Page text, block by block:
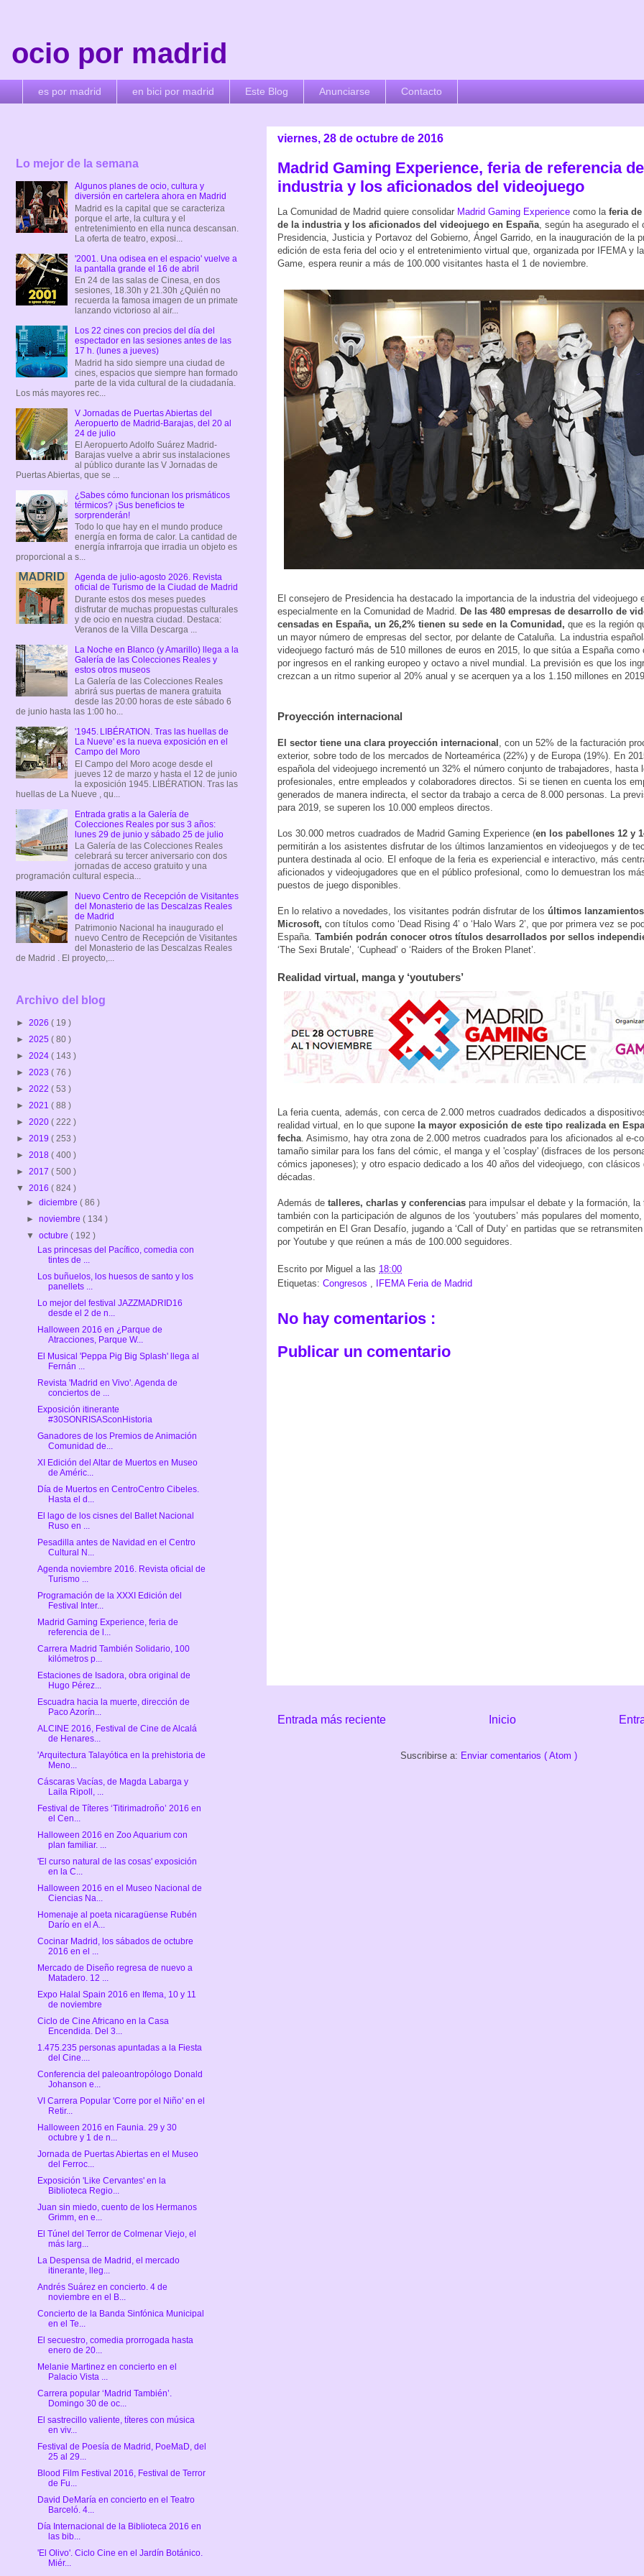
ocio por madrid
es por madrid en bici por madrid Este Blog Anunciarse Contacto
viernes, 28 de octubre de 2016
Madrid Gaming Experience, feria de referencia
industria y los aficionados del videojuego
La Comunidad de Madrid quiere consolidar Madrid Gaming Experience como la feria
de la industria y los aficionados del videojuego en España , según ha asegurado el
Presidencia, Justicia y Portavoz del Gobierno, Ángel Garrido, en la inauguración de la
edición de esta feria del ocio y el entretenimiento virtual que, organizada por IFEMA y
Game, espera reunir a más de 100.000 visitantes hasta el 1 de noviembre.
El consejero de Presidencia ha destacado la importancia de la industria del videojuego
especialmente en la Comunidad de Madrid.
De las 480 empresas de desarrollo de
censadas en España, un 26,2% tienen su sede en la Comunidad, que es la región
un mayor número de empresas del sector, por delante de Cataluña. La industria
videojuego facturó más de 510 millones de euros en 2015, lo que sitúa a España como
por ingresos en el ranking europeo y octavo a nivel mundial. La previsión es que los
crezcan a un ritmo superior al 20% anual y se acerquen ya a los 1.150 millones en 2019.
Proyección internacional
El sector tiene una clara proyección internacional
, con un 52% de la facturación
exterior, sobre todo de los mercados de Norteamérica (22%) y de Europa (19%). En
española del videojuego incrementó un 32% el número conjunto de trabajadores, hasta
profesionales, entre empleados y colaboradores directos. Si se tienen en cuenta los
generados de manera indirecta, el sector da trabajo a cerca de 8.000 personas. La
para 2019, se superen los 10.000 empleos directos.
Los 30.000 metros cuadrados de Madrid Gaming Experience (en los pabellones 12 y
permitirán a los asistentes disfrutar de los últimos lanzamientos en videojuegos y de
puntera destinada al ocio. El enfoque de la feria es experiencial e interactivo, más
aficionados y videojugadores que en el público profesional, como lo demuestran los
puestos de juego disponibles.
En lo relativo a novedades, los visitantes podrán disfrutar de los últimos
Microsoft, con títulos como ‘Dead Rising 4’ o ‘Halo Wars 2’, que por primera vez se
España. También podrán conocer otros títulos desarrollados por sellos
‘The Sexi Brutale’, ‘Cuphead’ o ‘Raiders of the Broken Planet’.
Realidad virtual, manga y ‘youtubers’
La feria cuenta, además, con cerca de 2.000 metros cuadrados dedicados a
realidad virtual, en lo que supone la mayor exposición de este tipo realizada en
fecha . Asimismo, hay otra zona de 2.000 metros cuadrados para los aficionados al e-
tamaño similar para los fans del cómic, el manga y el 'cosplay' (disfraces de los
cómics japoneses); y otro espacio dedicado a los 40 años del videojuego, con clásicos
décadas.
Además de talleres, charlas y conferencias para impulsar el debate y la formación, la
también con la participación de algunos de los ‘youtubers’ más populares del momento,
competirán en El Gran Desafío, jugando a ‘Call of Duty’ en partidas que se
por Youtube y que reúnen a más de 100.000 seguidores.
Escrito por Miguel a las 18:00
Etiquetas: Congresos , IFEMA Feria de Madrid
No hay comentarios :
Publicar un comentario
Entrada más reciente Inicio
Suscribirse a: Enviar comentarios ( Atom )
Lo mejor de la semana
Algunos planes de ocio, cultura y
diversión en cartelera ahora en Madrid
Madrid es la capital que se caracteriza
porque el arte, la cultura y el
entretenimiento en ella nunca descansan.
La oferta de teatro, exposi...
'2001. Una odisea en el espacio' vuelve a
la pantalla grande el 16 de abril
En 24 de las salas de Cinesa, en dos
sesiones, 18.30h y 21.30h ¿Quién no
recuerda la famosa imagen de un primate
lanzando victorioso al air...
Los 22 cines con precios del día del
espectador en las sesiones antes de las
17 h. (lunes a jueves)
Madrid ha sido siempre una ciudad de
cines, espacios que siempre han formado
parte de la vida cultural de la ciudadanía.
Los más mayores rec...
V Jornadas de Puertas Abiertas del
Aeropuerto de Madrid-Barajas, del 20 al
24 de julio
El Aeropuerto Adolfo Suárez Madrid-
Barajas vuelve a abrir sus instalaciones
al público durante las V Jornadas de
Puertas Abiertas, que se ...
¿Sabes cómo funcionan los prismáticos
térmicos? ¡Sus beneficios te
sorprenderán!
Todo lo que hay en el mundo produce
energía en forma de calor. La cantidad de
energía infrarroja que irradia un objeto es
proporcional a s...
Agenda de julio-agosto 2026. Revista
oficial de Turismo de la Ciudad de Madrid
Durante estos dos meses puedes
disfrutar de muchas propuestas culturales
y de ocio en nuestra ciudad. Destaca:
Veranos de la Villa Descarga ...
La Noche en Blanco (y Amarillo) llega a la
Galería de las Colecciones Reales y
estos otros museos
La Galería de las Colecciones Reales
abrirá sus puertas de manera gratuita
desde las 20:00 horas de este sábado 6
de junio hasta las 1:00 ho...
'1945. LIBÉRATION. Tras las huellas de
La Nueve' es la nueva exposición en el
Campo del Moro
El Campo del Moro acoge desde el
jueves 12 de marzo y hasta el 12 de junio
la exposición 1945. LIBÉRATION. Tras las
huellas de La Nueve , qu...
Entrada gratis a la Galería de
Colecciones Reales por sus 3 años:
lunes 29 de junio y sábado 25 de julio
La Galería de las Colecciones Reales
celebrará su tercer aniversario con dos
jornadas de acceso gratuito y una
programación cultural especia...
Nuevo Centro de Recepción de Visitantes
del Monasterio de las Descalzas Reales
de Madrid
Patrimonio Nacional ha inaugurado el
nuevo Centro de Recepción de Visitantes
del Monasterio de las Descalzas Reales
de Madrid . El proyecto,...
Archivo del blog
► 2026 ( 19 )
► 2025 ( 80 )
► 2024 ( 143 )
► 2023 ( 76 )
► 2022 ( 53 )
► 2021 ( 88 )
► 2020 ( 222 )
► 2019 ( 253 )
► 2018 ( 400 )
► 2017 ( 500 )
▼ 2016 ( 824 )
►diciembre( 86 )
►noviembre( 134 )
▼octubre( 192 )
Las princesas del Pacífico, comedia con
tintes de ...
Los buñuelos, los huesos de santo y los
panellets ...
Lo mejor del festival JAZZMADRID16
desde el 2 de n...
Halloween 2016 en ¿Parque de
Atracciones, Parque W...
El Musical 'Peppa Pig Big Splash' llega al
Fernán ...
Revista 'Madrid en Vivo'. Agenda de
conciertos de ...
Exposición itinerante
#30SONRISASconHistoria
Ganadores de los Premios de Animación
Comunidad de...
XI Edición del Altar de Muertos en Museo
de Améric...
Día de Muertos en CentroCentro Cibeles.
Hasta el d...
El lago de los cisnes del Ballet Nacional
Ruso en ...
Pesadilla antes de Navidad en el Centro
Cultural N...
Agenda noviembre 2016. Revista oficial de
Turismo ...
Programación de la XXXI Edición del
Festival Inter...
Madrid Gaming Experience, feria de
referencia de l...
Carrera Madrid También Solidario, 100
kilómetros p...
Estaciones de Isadora, obra original de
Hugo Pérez...
Escuadra hacia la muerte, dirección de
Paco Azorín...
ALCINE 2016, Festival de Cine de Alcalá
de Henares...
'Arquitectura Talayótica en la prehistoria de
Meno...
Cáscaras Vacías, de Magda Labarga y
Laila Ripoll, ...
Festival de Títeres ‘Titirimadroño’ 2016 en
el Cen...
Halloween 2016 en Zoo Aquarium con
plan familiar. ...
'El curso natural de las cosas' exposición
en la C...
Halloween 2016 en el Museo Nacional de
Ciencias Na...
Homenaje al poeta nicaragüense Rubén
Darío en el A...
Cocinar Madrid, los sábados de octubre
2016 en el ...
Mercado de Diseño regresa de nuevo a
Matadero. 12 ...
Expo Halal Spain 2016 en Ifema, 10 y 11
de noviembre
Ciclo de Cine Africano en la Casa
Encendida. Del 3...
1.475.235 personas apuntadas a la Fiesta
del Cine....
Conferencia del paleoantropólogo Donald
Johanson e...
VI Carrera Popular 'Corre por el Niño' en el
Retir...
Halloween 2016 en Faunia. 29 y 30
octubre y 1 de n...
Jornada de Puertas Abiertas en el Museo
del Ferroc...
Exposición 'Like Cervantes' en la
Biblioteca Regio...
Juan sin miedo, cuento de los Hermanos
Grimm, en e...
El Túnel del Terror de Colmenar Viejo, el
más larg...
La Despensa de Madrid, el mercado
itinerante, lleg...
Andrés Suárez en concierto. 4 de
noviembre en el B...
Concierto de la Banda Sinfónica Municipal
en el Te...
El secuestro, comedia prorrogada hasta
enero de 20...
Melanie Martinez en concierto en el
Palacio Vista ...
Carrera popular ‘Madrid También’.
Domingo 30 de oc...
El sastrecillo valiente, títeres con música
en viv...
Festival de Poesía de Madrid, PoeMaD, del
25 al 29...
Blood Film Festival 2016, Festival de Terror
de Fu...
David DeMaría en concierto en el Teatro
Barceló. 4...
Día Internacional de la Biblioteca 2016 en
las bib...
'El Olivo'. Ciclo Cine en el Jardín Botánico.
Miér...